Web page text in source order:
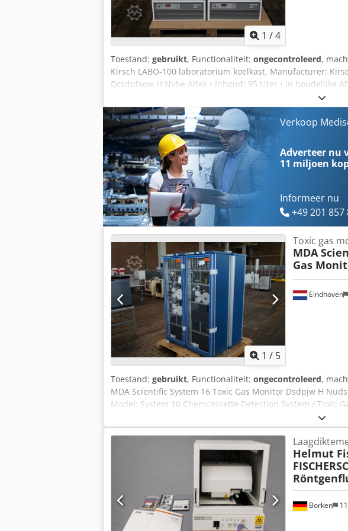
1 /4
Toestand: gebruikt, Functionaliteit: ongecontroleerd,
Kirsch LABO-100 laboratorium koelkast. Manufacturer:
Dcsdpfxow H Nvbe Alfek • Inhoud: 95 Liter • in houdelijke
Verkoop
Adverteer nu
11 miljoen
Informeer nu
+49 201 857
1 / 5
Eindhoven
Toxic gas
MDA
Gas
Toestand: gebruikt, Functionaliteit: ongecontroleerd,
MDA Scientific System 16 Toxic Gas Monitor Dsdpjw H
Model: System 16 Chemcassette Detection System / Toxic
Borken
Helmut